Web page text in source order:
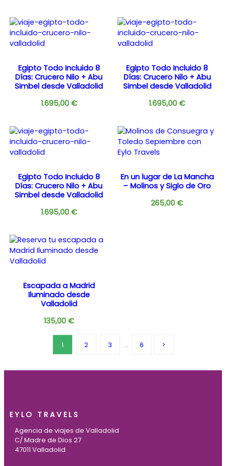
Egipto Todo Incluido 8
Días: Crucero Nilo + Abu
Simbel desde Valladolid
1.695,00 €
Egipto Todo Incluido 8
Días: Crucero Nilo + Abu
Simbel desde Valladolid
1.695,00€
Egipto Todo Incluido 8
Días: Crucero Nilo + Abu
Simbel desde Valladolid
1.695,00 €
En un lugar de La Mancha
– Molinos y Siglo de Oro
265,00€
Escapada a Madrid
Iluminado desde
Valladolid
135,00 €
1 2 3 … 6
EYLO TRAVELS
Agencia de viajes de Valladolid
C/ Madre de Dios 27
47011 Valladolid